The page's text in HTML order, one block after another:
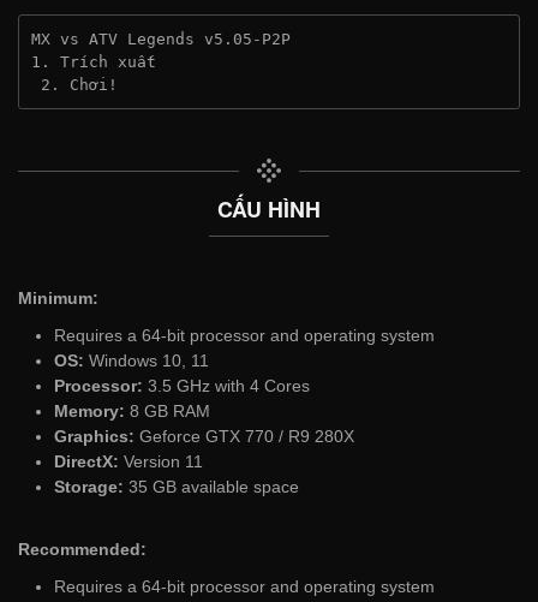
MX vs ATV Legends v5.05-P2P
1. Trích xuất
2. Chơi!
CẤU HÌNH
Minimum:
Requires a 64-bit processor and operating system
OS: Windows 10, 11
Processor: 3.5 GHz with 4 Cores
Memory: 8 GB RAM
Graphics: Geforce GTX 770 / R9 280X
DirectX: Version 11
Storage: 35 GB available space
Recommended:
Requires a 64-bit processor and operating system